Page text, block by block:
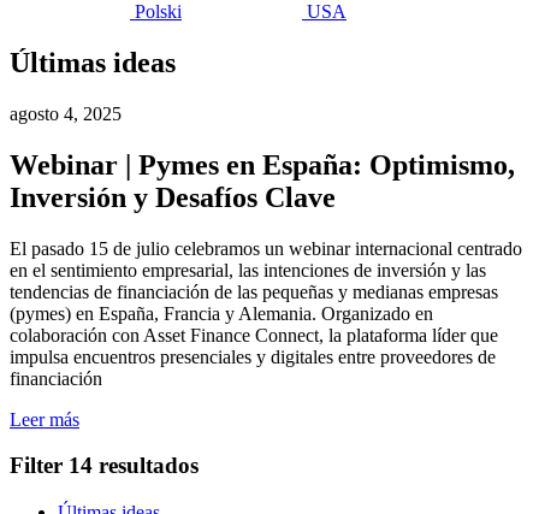
Polski USA
Últimas ideas
agosto 4, 2025
Webinar | Pymes en España: Optimismo,
Inversión y Desafíos Clave
El pasado 15 de julio celebramos un webinar internacional centrado
en el sentimiento empresarial, las intenciones de inversión y las
tendencias de financiación de las pequeñas y medianas empresas
(pymes) en España, Francia y Alemania. Organizado en
colaboración con Asset Finance Connect, la plataforma líder que
impulsa encuentros presenciales y digitales entre proveedores de
financiación
Leer más
Filter 14 resultados